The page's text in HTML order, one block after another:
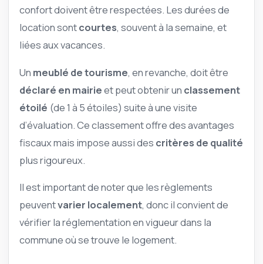
confort doivent être respectées. Les durées de
location sontcourtes, souvent à la semaine, et
liées aux vacances.
Un meublé de tourisme, en revanche, doit être
déclaré en mairieet peut obtenir un classement
étoilé (de 1 à 5 étoiles) suite à une visite
d’évaluation. Ce classement offre des avantages
fiscaux mais impose aussi des critères de qualité
plus rigoureux.
Il est important de noter que les règlements
peuventvarier localement, donc il convient de
vérifier la réglementation en vigueur dans la
commune où se trouve le logement.